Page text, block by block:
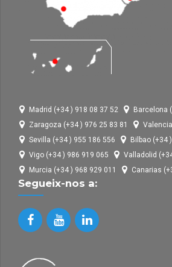
Madrid (+34 ) 918 08 37 52
Barcelona
Zaragoza (+34 ) 976 25 83 81
Sevilla (+34 ) 955 186 556
Bilbao (+34
Vigo (+34 ) 986 919 065
Valladolid
Murcia (+34 ) 968 929 011
Canarias
Segueix-nos a: